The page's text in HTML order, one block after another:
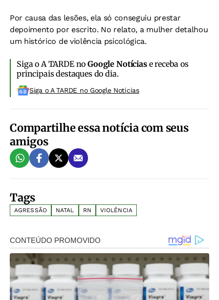
Por causa das lesões, ela só conseguiu prestar
depoimento por escrito. No relato, a mulher detalhou
um histórico de violência psicológica.
Siga o A TARDE noGoogle Notíciase receba os
principais destaques do dia.
Siga o A TARDE no Google Noticias
Compartilhe essa notícia com seus
amigos
Tags
AGRESSÃO NATAL RN VIOLÊNCIA